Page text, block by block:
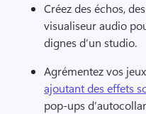
Créez des échos,
visualiseur audio
dignes d’un studio.
Agrémentez vos
ajoutant des effets
pop-ups